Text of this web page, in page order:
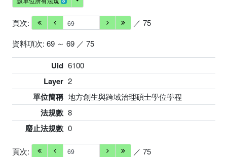
頁次:
／ 75
資料項次: 69 ～ 69 ／ 75
Uid 6100
Layer 2
單位簡稱 地方創生與跨域治理碩士學位學程
法規數 8
廢止法規數 0
頁次:
／ 75